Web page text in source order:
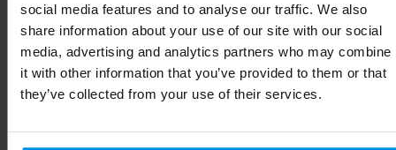
social media features and to analyse our traffic. We also
share information about your use of our site with our social
media, advertising and analytics partners who may combine
it with other information that you’ve provided to them or that
they’ve collected from your use of their services.
Merk Eco Bottle
EAN-code 8785260201245
Artikelnummer 264049-002999999